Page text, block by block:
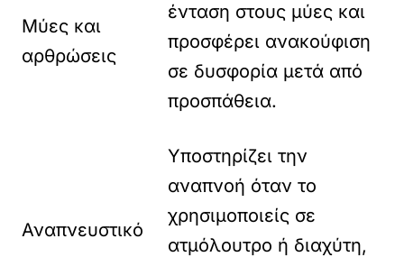
Μύες και
αρθρώσεις
ένταση στους μύες και
προσφέρει ανακούφιση
σε δυσφορία μετά από
προσπάθεια.
Αναπνευστικό
Υποστηρίζει την
αναπνοή όταν το
χρησιμοποιείς σε
ατμόλουτρο ή διαχύτη,